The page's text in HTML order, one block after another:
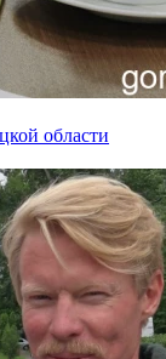
области